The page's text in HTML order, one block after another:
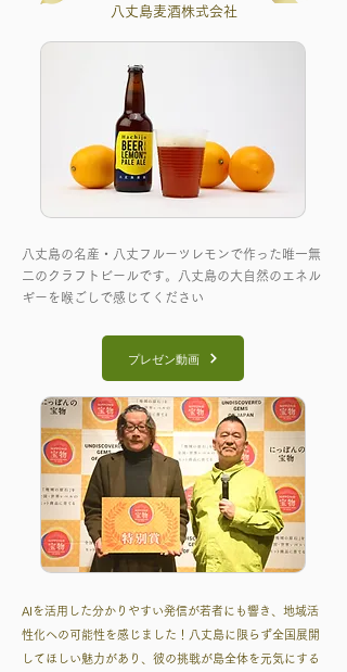
八丈島麦酒株式会社
八丈島の名産・八丈フルーツレモンで作った唯一無
二のクラフトビールです。八丈島の大自然のエネル
ギーを喉ごしで感じてください
プレゼン動画
AIを活用した分かりやすい発信が若者にも響き、地域活
性化への可能性を感じました！八丈島に限らず全国展開
してほしい魅力があり、彼の挑戦が島全体を元気にする